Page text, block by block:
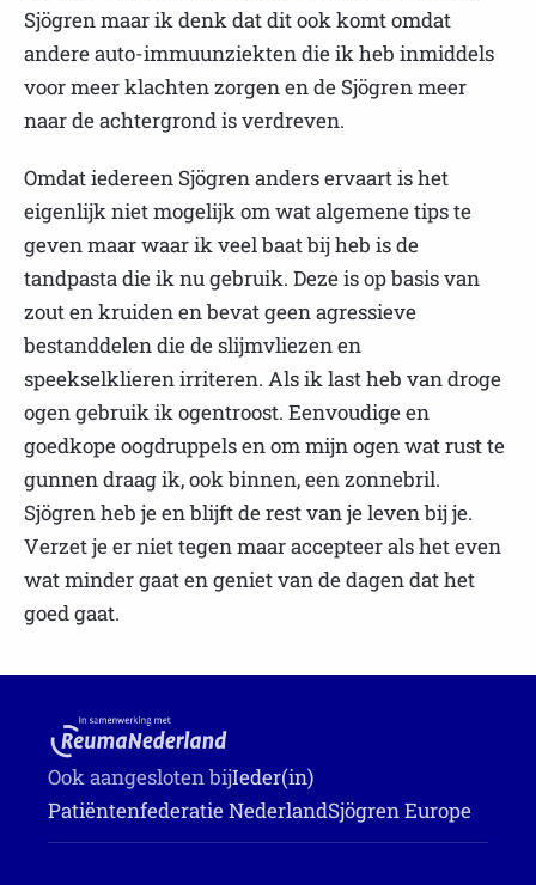
Sjögren maar ik denk dat dit ook komt omdat
andere auto-immuunziekten die ik heb inmiddels
voor meer klachten zorgen en de Sjögren meer
naar de achtergrond is verdreven.
Omdat iedereen Sjögren anders ervaart is het
eigenlijk niet mogelijk om wat algemene tips te
geven maar waar ik veel baat bij heb is de
tandpasta die ik nu gebruik. Deze is op basis van
zout en kruiden en bevat geen agressieve
bestanddelen die de slijmvliezen en
speekselklieren irriteren. Als ik last heb van droge
ogen gebruik ik ogentroost. Eenvoudige en
goedkope oogdruppels en om mijn ogen wat rust te
gunnen draag ik, ook binnen, een zonnebril.
Sjögren heb je en blijft de rest van je leven bij je.
Verzet je er niet tegen maar accepteer als het even
wat minder gaat en geniet van de dagen dat het
goed gaat.
Ook aangesloten bijIeder(in)
Patiëntenfederatie NederlandSjögren Europe